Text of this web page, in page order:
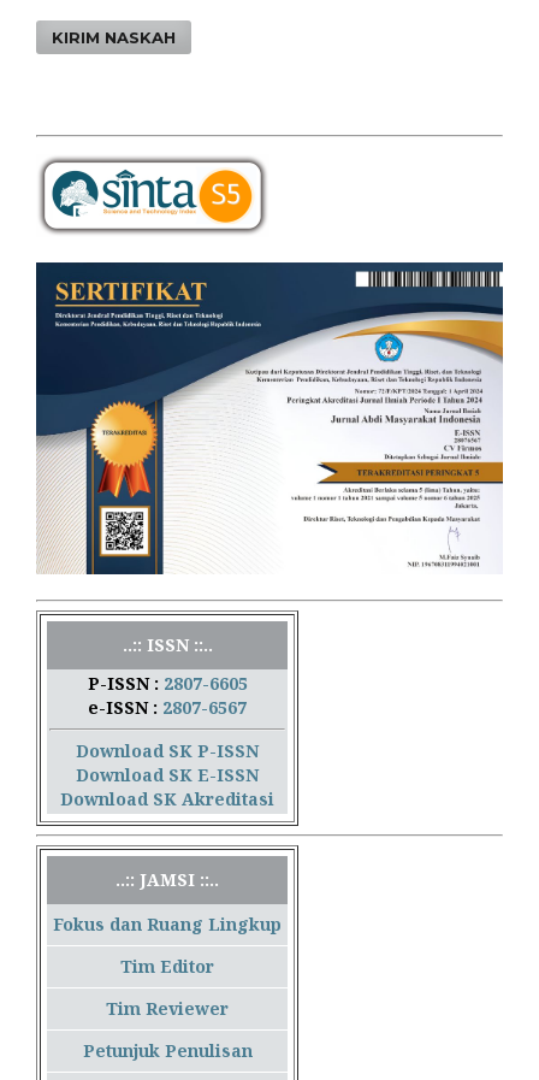
KIRIM NASKAH
..:: ISSN ::..
P-ISSN : 2807-6605
e-ISSN : 2807-6567
Download SK P-ISSN
Download SK E-ISSN
Download SK Akreditasi
..:: JAMSI ::..
Fokus dan Ruang Lingkup
Tim Editor
Tim Reviewer
Petunjuk Penulisan